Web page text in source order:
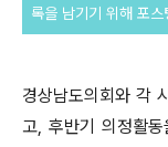
록을 남기기 위해 포
경상남도의회와 각
고, 후반기 의정활